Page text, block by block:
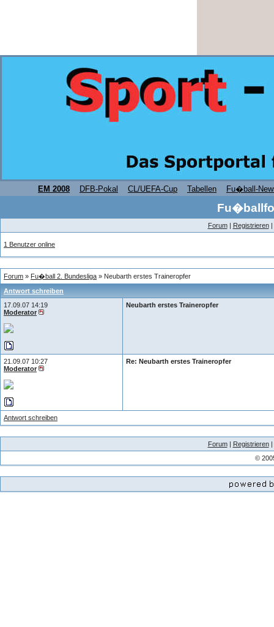
EM 2008 DFB-Pokal CL/UEFA-Cup Tabellen Fu�ball-
Forum| Registrieren|
1 Benutzer online
Forum » Fu�ball 2. Bundesliga » Neubarth erstes Traineropfer
Antwort schreiben
17.09.07 14:19
Moderator
Neubarth erstes Traineropfer
21.09.07 10:27
Moderator
Re: Neubarth erstes Traineropfer
Antwort schreiben
Forum| Registrieren|
©